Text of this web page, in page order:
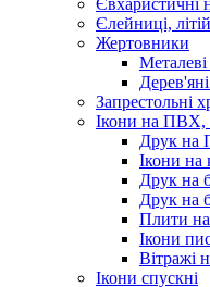
Євхаристичні
Єлейниці,
Жертовники
Запрестольні
Ікони на ПВХ,
Друк на
Ікони на
Друк на
Друк на
Плити
Ікони
Вітражі
Ікони спускні